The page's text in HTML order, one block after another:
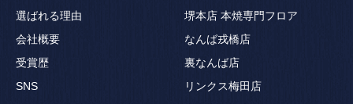
選ばれる理由
会社概要
受賞歴
SNS
堺本店 本焼専門フロア
なんば戎橋店
裏なんば店
リンクス梅田店